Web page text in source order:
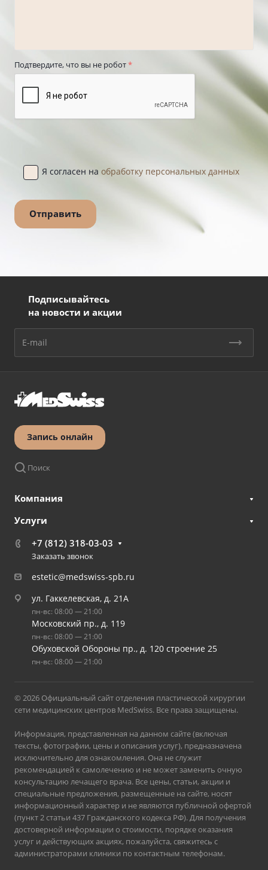
Подтвердите, что вы не робот*
Я согласен на обработку персональных данных
Подписывайтесь
на новости и акции
Запись онлайн
Поиск
Компания
Услуги
+7 (812) 318-03-03
Заказать звонок
estetic@medswiss-spb.ru
ул. Гаккелевская, д. 21А
пн-вс: 08:00 — 21:00
Московский пр., д. 119
пн-вс: 08:00 — 21:00
Обуховской Обороны пр., д. 120 строение 25
пн-вс: 08:00 — 21:00
© 2026 Официальный сайт отделения пластической хирургии
сети медицинских центров MedSwiss. Все права защищены.
Информация, представленная на данном сайте (включая
тексты, фотографии, цены и описания услуг), предназначена
исключительно для ознакомления. Она не служит
рекомендацией к самолечению и не может заменить очную
консультацию лечащего врача. Все цены, статьи, акции и
специальные предложения, размещенные на сайте, носят
информационный характер и не являются публичной офертой
(пункт 2 статьи 437 Гражданского кодекса РФ). Для получения
достоверной информации о стоимости, порядке оказания
услуг и действующих акциях, пожалуйста, свяжитесь с
администраторами клиники по контактным телефонам.